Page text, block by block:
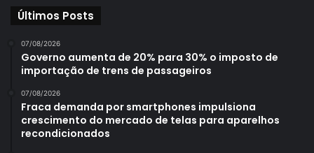
Últimos Posts
07/08/2026
Governo aumenta de 20% para 30% o imposto de
importação de trens de passageiros
07/08/2026
Fraca demanda por smartphones impulsiona
crescimento do mercado de telas para aparelhos
recondicionados